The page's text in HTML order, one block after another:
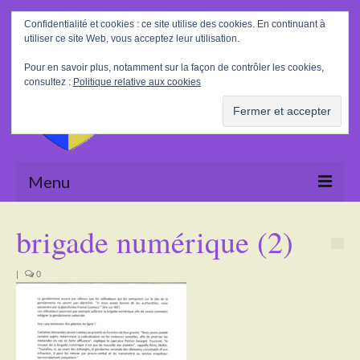
Rechercher
:
Menu
La Mairie
Tourisme
brigade numérique (2)
| 0
Confidentialité et cookies : ce site utilise des cookies. En continuant à
utiliser ce site Web, vous acceptez leur utilisation.
Pour en savoir plus, notamment sur la façon de contrôler les cookies,
consultez : Politique relative aux cookies